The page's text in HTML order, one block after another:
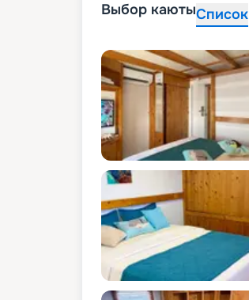
Выбор каютыСписок